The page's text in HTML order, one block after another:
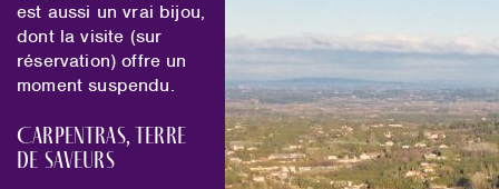
est aussi un vrai bijou,
dont la visite (sur
réservation) offre un
moment suspendu.
Carpentras, terre
de saveurs